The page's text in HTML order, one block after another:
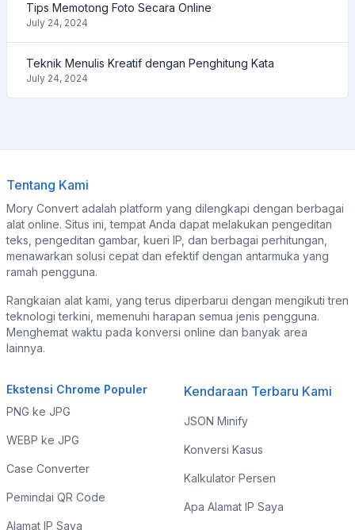
Tips Memotong Foto Secara Online
July 24, 2024
Teknik Menulis Kreatif dengan Penghitung Kata
July 24, 2024
Tentang Kami
Mory Convert adalah platform yang dilengkapi dengan berbagai
alat online. Situs ini, tempat Anda dapat melakukan pengeditan
teks, pengeditan gambar, kueri IP, dan berbagai perhitungan,
menawarkan solusi cepat dan efektif dengan antarmuka yang
ramah pengguna.
Rangkaian alat kami, yang terus diperbarui dengan mengikuti tren
teknologi terkini, memenuhi harapan semua jenis pengguna.
Menghemat waktu pada konversi online dan banyak area
lainnya.
Ekstensi Chrome Populer
PNG ke JPG
WEBP ke JPG
Case Converter
Pemindai QR Code
Alamat IP Saya
Kendaraan Terbaru Kami
JSON Minify
Konversi Kasus
Kalkulator Persen
Apa Alamat IP Saya